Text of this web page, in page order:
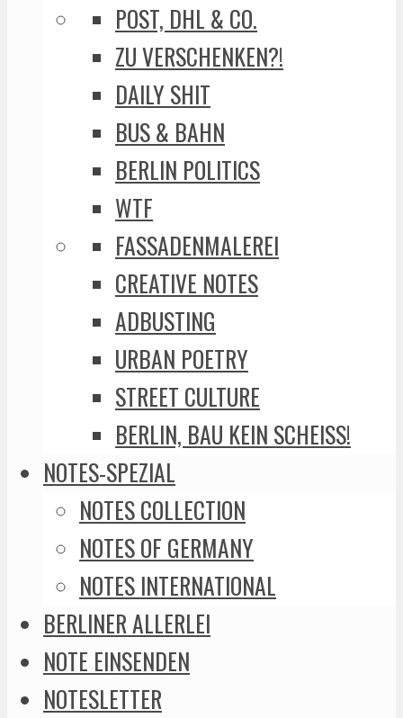
POST, DHL & CO.
ZU VERSCHENKEN?!
DAILY SHIT
BUS & BAHN
BERLIN POLITICS
WTF
FASSADENMALEREI
CREATIVE NOTES
ADBUSTING
URBAN POETRY
STREET CULTURE
BERLIN, BAU KEIN SCHEISS!
NOTES-SPEZIAL
NOTES COLLECTION
NOTES OF GERMANY
NOTES INTERNATIONAL
BERLINER ALLERLEI
NOTE EINSENDEN
NOTESLETTER